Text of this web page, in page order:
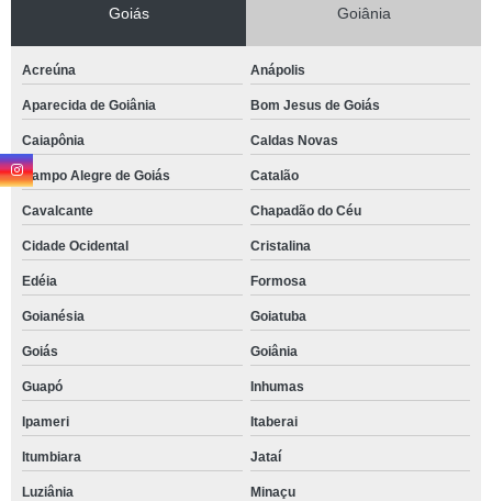
Goiás Goiânia
Acreúna Anápolis
Aparecida de Goiânia Bom Jesus de Goiás
Caiapônia Caldas Novas
Campo Alegre de Goiás Catalão
Cavalcante Chapadão do Céu
Cidade Ocidental Cristalina
Edéia Formosa
Goianésia Goiatuba
Goiás Goiânia
Guapó Inhumas
Ipameri Itaberai
Itumbiara Jataí
Luziânia Minaçu